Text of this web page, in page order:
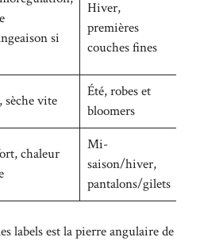
si
Hiver,
premières
couches fines
sèche vite
Été, robes et
bloomers
chaleur
Mi-
saison/hiver,
pantalons/gilets
labels est la pierre angulaire de